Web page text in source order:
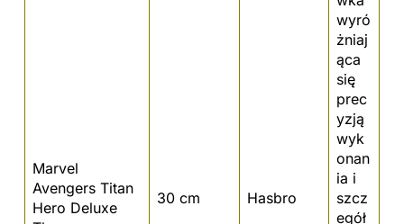
Marvel
Avengers Titan
Hero Deluxe
30 cm Hasbro
wyró
żniaj
ąca
się
prec
yzją
wyk
onan
ia i
szcz
egół